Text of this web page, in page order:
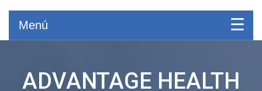
Menú
ADVANTAGE HEALTH